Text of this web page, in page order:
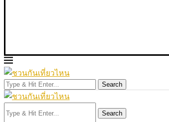
Search
Search